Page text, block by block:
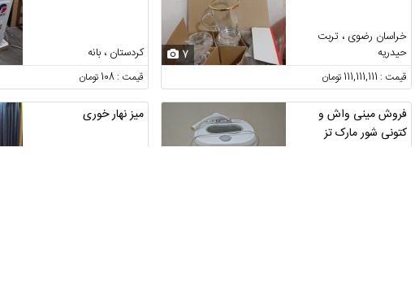
خراسان رضوی ، تربت
حیدریه
7
قیمت : 111,111,111 تومان
کردستان ، بانه
قیمت : 108 تومان
فروش مینی واش و
کتونی شور مارک تز
میز نهار خوری